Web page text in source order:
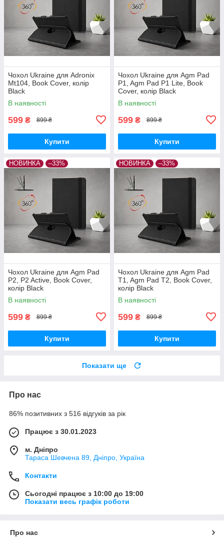
Чохол Ukraine для Adronix
Mt104, Book Cover, колір
Black
В наявності
599 ₴ 899 ₴
Купити
Чохол Ukraine для Agm Pad
P1, Agm Pad P1 Lite, Book
Cover, колір Black
В наявності
599 ₴ 899 ₴
Купити
НОВИНКА –33%
Чохол Ukraine для Agm Pad
P2, P2 Active, Book Cover,
колір Black
В наявності
599 ₴ 899 ₴
Купити
НОВИНКА –33%
Чохол Ukraine для Agm Pad
T1, Agm Pad T2, Book Cover,
колір Black
В наявності
599 ₴ 899 ₴
Купити
Показати ще
Про нас
86% позитивних з 516 відгуків за рік
Працює з 30.01.2023
м. Дніпро
Тараса Шевчена 89, Дніпро, Україна
Контакти
Сьогодні працює з 10:00 до 19:00
Показати весь графік роботи
Про нас